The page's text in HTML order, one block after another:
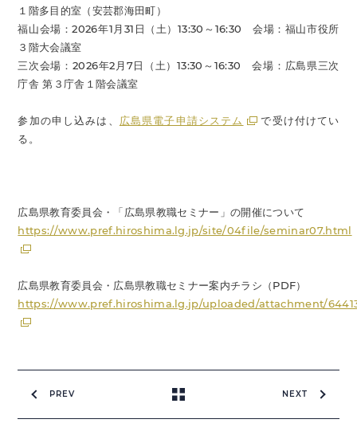
１階多目的室（安芸郡海田町）
福山会場：2026年1月31日（土）13:30～16:30 会場：福山市役所
３階大会議室
三次会場：2026年2月7日（土）13:30～16:30 会場：広島県三次
庁舎 第３庁舎１階会議室
参加の申し込みは、 広島県電子申請システム
で受け付けてい
る。
広島県教育委員会・「広島県教職セミナー」の開催について
https://www.pref.hiroshima.lg.jp/site/04file/seminar07.html
広島県教育委員会・広島県教職セミナー案内チラシ（PDF）
https://www.pref.hiroshima.lg.jp/uploaded/attachment/
PREV NEXT